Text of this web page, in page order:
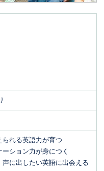
られる英語力が育つ
ーション力が身につく
声に出したい英語に出会える